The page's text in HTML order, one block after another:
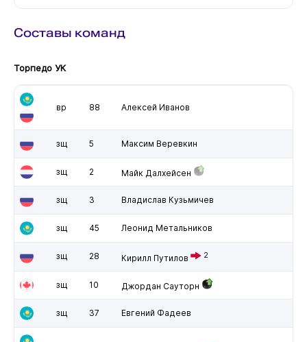
Составы команд
Торпедо УК
вр 88 Алексей Иванов
зщ 5 Максим Веревкин
зщ 2 Майк Далхейсен
зщ 3 Владислав Кузьмичев
зщ 45 Леонид Метальников
зщ 28 Кирилл Путилов 2
зщ 10 Джордан Сауторн
зщ 37 Евгений Фадеев